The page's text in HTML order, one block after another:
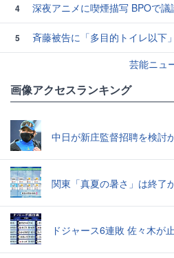
4 深夜アニメに喫煙描写 BPOで議
5
斉藤被告に「多目的トイレ以下」
芸能ニュ
画像アクセスランキング
中日が新庄監督招聘を検討
関東「真夏の暑さ」は終了
ドジャース6連敗 佐々木が